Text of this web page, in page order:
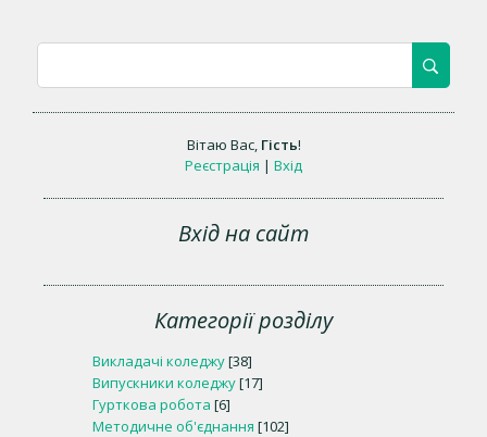
Вітаю Вас, Гість!
Реєстрація | Вхід
Вхід на сайт
Категорії розділу
Викладачі коледжу[38]
Випускники коледжу[17]
Гурткова робота [6]
Методичне об'єднання [102]